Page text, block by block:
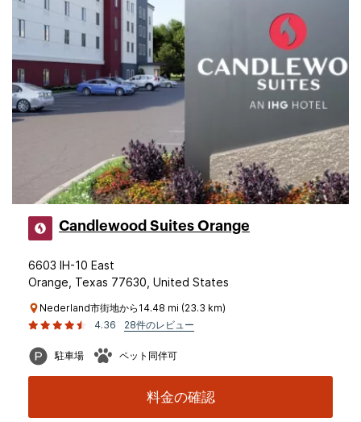
Candlewood Suites Orange
6603 IH-10 East
Orange, Texas 77630, United States
Nederland市街地から14.48 mi (23.3 km)
4.36
28件のレビュー
駐車場 ペット同伴可
料金の確認